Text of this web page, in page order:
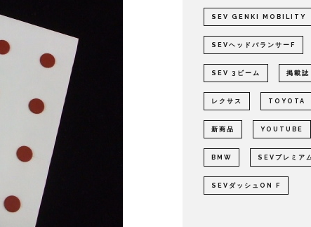
SEV GENKI MOBILITY
SEVヘッドバランサーF
SEV 3ビーム 掲載誌
レクサス TOYOTA
新商品 YOUTUBE
BMW SEVプレミア
SEVダッシュON F